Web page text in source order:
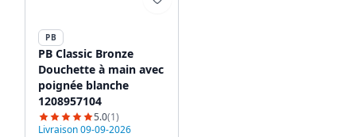
PB
PB Classic Bronze
Douchette à main avec
poignée blanche
1208957104
5.0(1)
Livraison 09-09-2026